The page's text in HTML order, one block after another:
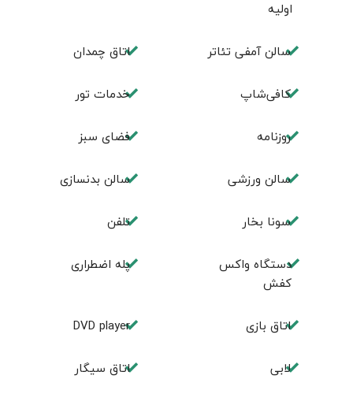
اولیه
سالن آمفی تئاتر اتاق چمدان
کافی‌شاپ خدمات تور
روزنامه فضای سبز
سالن ورزشی سالن بدنسازی
سونا بخار تلفن
دستگاه واکس
کفش
پله اضطراری
اتاق بازی DVD player
لابی اتاق سیگار